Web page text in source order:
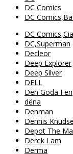
DC Comics
DC
DC
DC,Superman
Decleor
Deep Explorer
Deep Silver
DELL
Den Goda Fen
dëna
Denman
Dennis
Depot The
Derek Lam
Derma